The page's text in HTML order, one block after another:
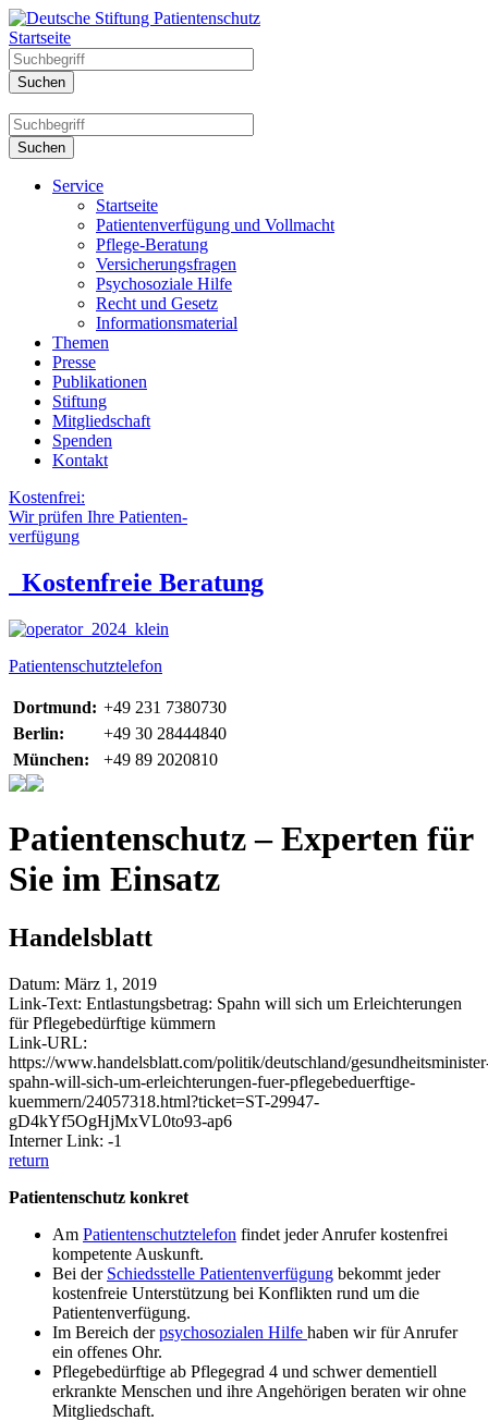
Startseite
Service
Startseite
Patientenverfügung und Vollmacht
Pflege-Beratung
Versicherungsfragen
Psychosoziale Hilfe
Recht und Gesetz
Informationsmaterial
Themen
Presse
Publikationen
Stiftung
Mitgliedschaft
Spenden
Kontakt
Kostenfrei:
Wir prüfen Ihre Patienten-
verfügung
Kostenfreie Beratung
Patientenschutztelefon
Dortmund: +49 231 7380730
Berlin:
+49 30 28444840
München:
+49 89 2020810
Patientenschutz – Experten für
Sie im Einsatz
Handelsblatt
Datum: März 1, 2019
Link-Text: Entlastungsbetrag: Spahn will sich um Erleichterungen
für Pflegebedürftige kümmern
Link-URL:
https://www.handelsblatt.com/politik/deutschland/
spahn-will-sich-um-erleichterungen-fuer-pflegebeduerftige-
kuemmern/24057318.html?ticket=ST-29947-
gD4kYf5OgHjMxVL0to93-ap6
Interner Link: -1
return
Patientenschutz konkret
Am Patientenschutztelefon findet jeder Anrufer kostenfrei
kompetente Auskunft.
Bei der Schiedsstelle Patientenverfügung bekommt jeder
kostenfreie Unterstützung bei Konflikten rund um die
Patientenverfügung.
Im Bereich derpsychosozialen Hilfe haben wir für Anrufer
ein offenes Ohr.
Pflegebedürftige ab Pflegegrad 4 und schwer dementiell
erkrankte Menschen und ihre Angehörigen beraten wir ohne
Mitgliedschaft.